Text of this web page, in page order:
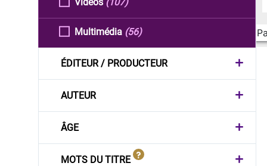
Multimédia (56)
ÉDITEUR / PRODUCTEUR
AUTEUR
ÂGE
MOTS DU TITRE